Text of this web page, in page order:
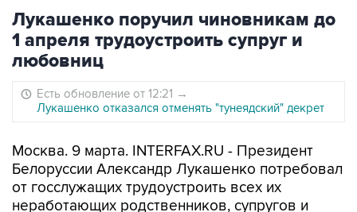
Лукашенко поручил чиновникам до
1 апреля трудоустроить супруг и
любовниц
Есть обновление от 12:21 →
Лукашенко отказался отменять "тунеядский" декрет
Москва. 9 марта. INTERFAX.RU - Президент
Белоруссии Александр Лукашенко потребовал
от госслужащих трудоустроить всех их
неработающих родственников, супругов и